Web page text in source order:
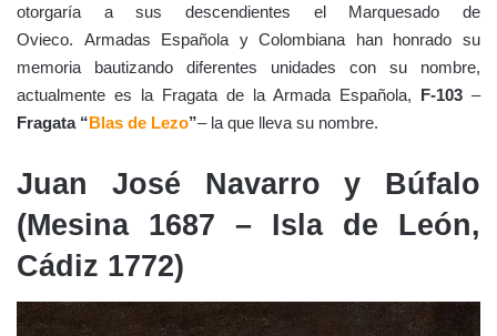
otorgaría a sus descendientes el Marquesado de
Ovieco. Armadas Española y Colombiana han honrado su
memoria bautizando diferentes unidades con su nombre,
actualmente es la Fragata de la Armada Española, F-103 –
Fragata “Blas de Lezo”– la que lleva su nombre.
Juan José Navarro y Búfalo
(Mesina 1687 – Isla de León,
Cádiz 1772)